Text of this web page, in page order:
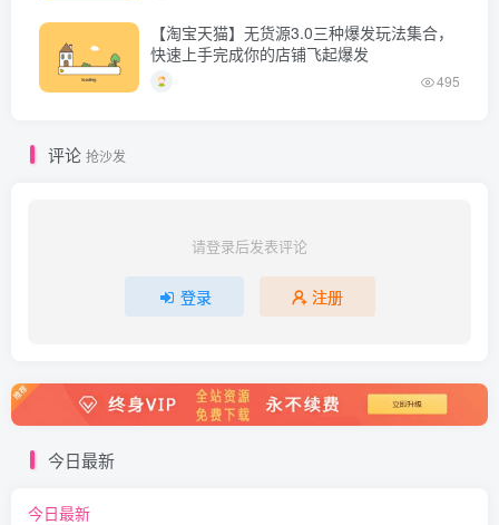
【淘宝天猫】无货源3.0三种爆发玩法集合，
快速上手完成你的店铺飞起爆发
495
评论 抢沙发
请登录后发表评论
登录 注册
今日最新
今日最新